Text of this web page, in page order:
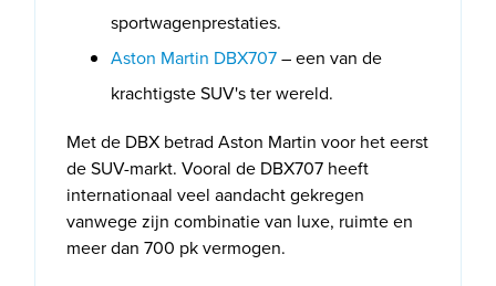
sportwagenprestaties.
Aston Martin DBX707– een van de
krachtigste SUV's ter wereld.
Met de DBX betrad Aston Martin voor het eerst
de SUV-markt. Vooral de DBX707 heeft
internationaal veel aandacht gekregen
vanwege zijn combinatie van luxe, ruimte en
meer dan 700 pk vermogen.